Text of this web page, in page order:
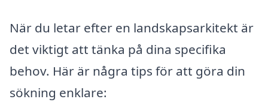
När du letar efter en landskapsarkitekt är
det viktigt att tänka på dina specifika
behov. Här är några tips för att göra din
sökning enklare: